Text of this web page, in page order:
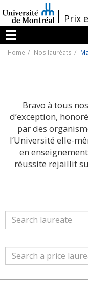
au
contenu
/Prix
Menu
Home Nos lauréats
Bravo à tous
d’exception,
par des
l’Université elle-
en
réussite rejaillit